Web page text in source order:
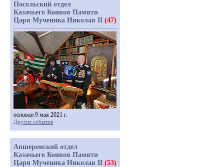
Посольский отдел
Казачьего Конвоя Памяти
Царя Мученика Николая II (47)
основан 9 мая 2021 г.
Другие события
Апшеронский отдел
Казачьего Конвоя Памяти
Царя Мученика Николая II (53)